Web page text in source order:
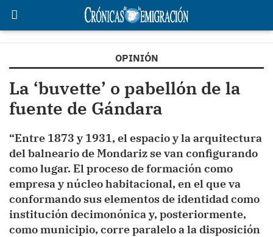
OPINIÓN
La ‘buvette’ o pabellón de la
fuente de Gándara
“Entre 1873 y 1931, el espacio y la arquitectura
del balneario de Mondariz se van configurando
como lugar. El proceso de formación como
empresa y núcleo habitacional, en el que va
conformando sus elementos de identidad como
institución decimonónica y, posteriormente,
como municipio, corre paralelo a la disposición